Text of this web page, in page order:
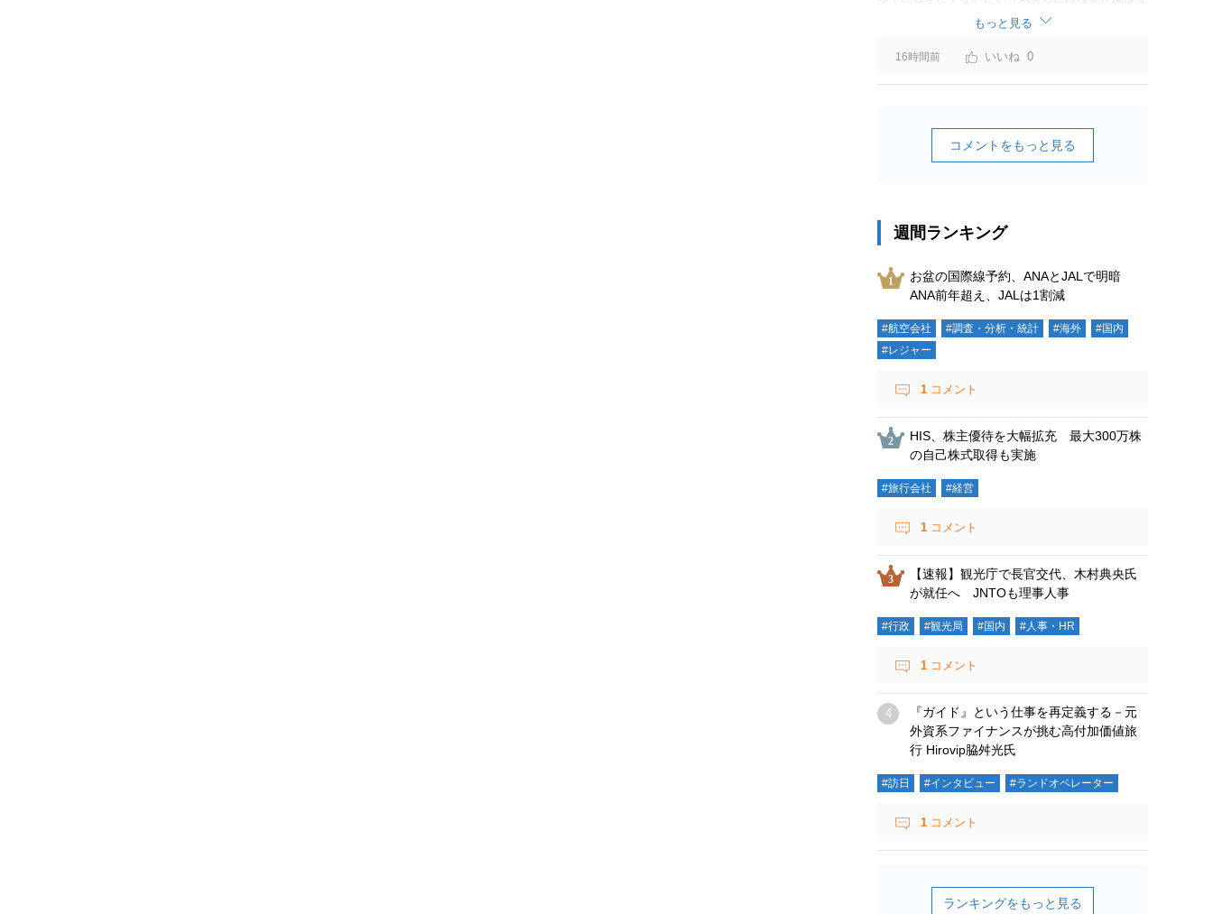
かったのでしょうかね。いっそ、荷物棚を撤去した
座席を作って、座席指定も荷物も含んだプランとす
べて無しで格安プランで分けてもらった方がシンプ
ルで分かりやすいかも。どんどん料金が細分化され
て面倒です。
もっと見る
16時間前 0
コメントをもっと見る
週間ランキング
お盆の国際線予約、ANAとJALで明暗
ANA前年超え、JALは1割減
#航空会社 #調査・分析・統計 #海外
#国内
#レジャー
1 コメント
HIS、株主優待を大幅拡充 最大300万株
の自己株式取得も実施
#旅行会社 #経営
1 コメント
【速報】観光庁で長官交代、木村典央氏
が就任へ JNTOも理事人事
#行政 #観光局 #国内 #人事・HR
1 コメント
『ガイド』という仕事を再定義する－元
外資系ファイナンスが挑む高付加価値旅
行 Hirovip脇舛光氏
#訪日 #インタビュー #ランドオペレーター
1 コメント